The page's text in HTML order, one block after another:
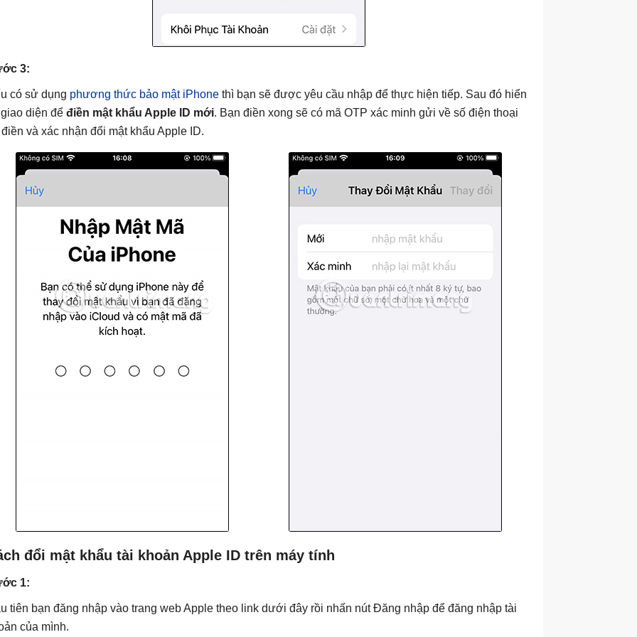
3:
có sử dụng phương thức bảo mật iPhone thì bạn sẽ được yêu cầu nhập để thực hiện tiếp. Sau đó hiển
diện để điền mật khẩu Apple ID mới. Bạn điền xong sẽ có mã OTP xác minh gửi về số điện thoại
và xác nhận đổi mật khẩu Apple ID.
đổi mật khẩu tài khoản Apple ID trên máy tính
1:
tiên bạn đăng nhập vào trang web Apple theo link dưới đây rồi nhấn nút Đăng nhập để đăng nhập tài
của mình.